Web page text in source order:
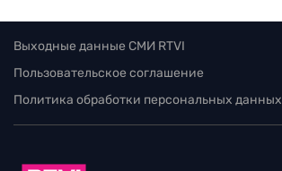
Выходные данные СМИ RTVI
Пользовательское соглашение
Политика обработки персональных данных